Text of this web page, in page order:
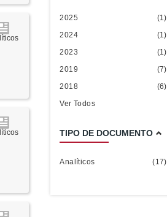
2025
(1)
2024
(1)
2023
(1)
2019
(7)
2018
(6)
Ver Todos
TIPO DE DOCUMENTO
Analíticos (17)